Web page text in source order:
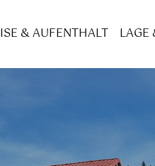
& AUFENTHALT LAGE